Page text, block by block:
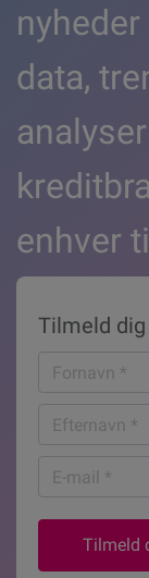
data,
enhver
Tilmeld dig
Fornavn
*
Efternavn
*
mail
*
Tilmeld